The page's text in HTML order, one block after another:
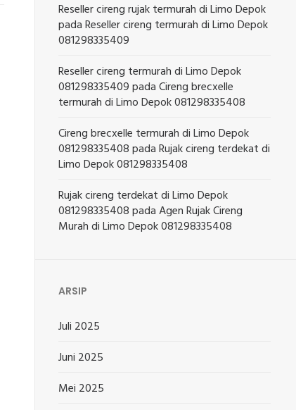
Reseller cireng rujak termurah di Limo Depok
padaReseller cireng termurah di Limo Depok
081298335409
Reseller cireng termurah di Limo Depok
081298335409padaCireng brecxelle
termurah di Limo Depok 081298335408
Cireng brecxelle termurah di Limo Depok
081298335408padaRujak cireng terdekat di
Limo Depok 081298335408
Rujak cireng terdekat di Limo Depok
081298335408padaAgen Rujak Cireng
Murah di Limo Depok 081298335408
ARSIP
Juli 2025
Juni 2025
Mei 2025